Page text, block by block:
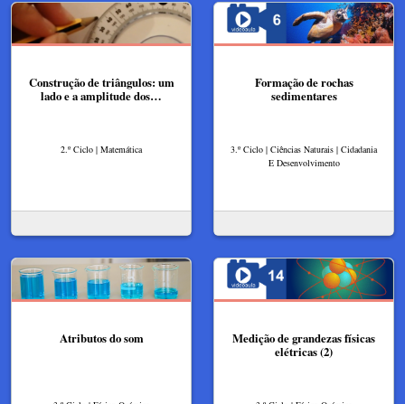
Construção de triângulos: um
lado e a amplitude dos…
2.º Ciclo | Matemática
Formação de rochas
sedimentares
3.º Ciclo | Ciências Naturais | Cidadania
E Desenvolvimento
Atributos do som
Medição de grandezas físicas
elétricas (2)